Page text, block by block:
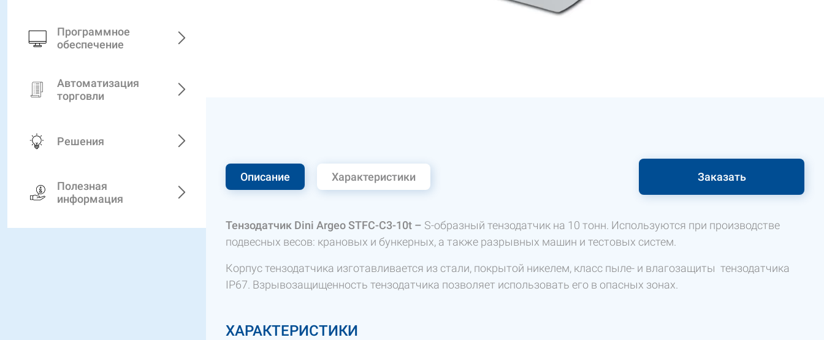
Программное
обеспечение
Автоматизация
торговли
Решения
Полезная
информация
Описание Характеристики Заказать
Тензодатчик Dini Argeo STFC-C3-10t – S-образный тензодатчик на 10 тонн. Используются при производстве
подвесных весов: крановых и бункерных, а также разрывных машин и тестовых систем.
Корпус тензодатчика изготавливается из стали, покрытой никелем, класс пыле- и влагозащиты тензодатчика
IP67. Взрывозащищенность тензодатчика позволяет использовать его в опасных зонах.
ХАРАКТЕРИСТИКИ